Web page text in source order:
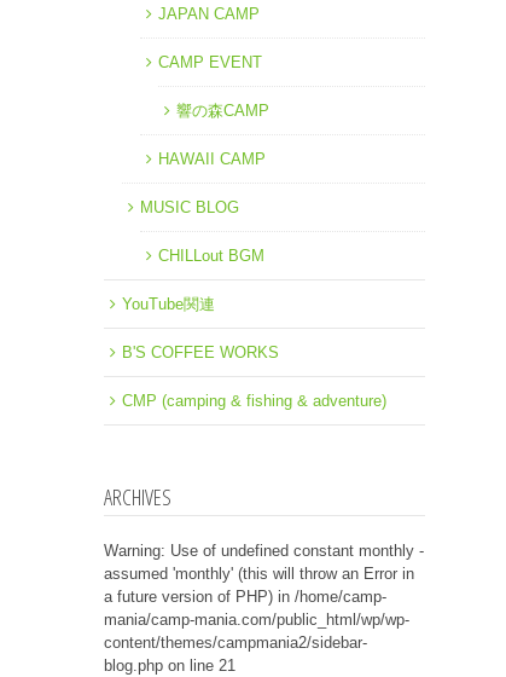
JAPAN CAMP
CAMP EVENT
響の森CAMP
HAWAII CAMP
MUSIC BLOG
CHILLout BGM
YouTube関連
B'S COFFEE WORKS
CMP (camping & fishing & adventure)
ARCHIVES
Warning: Use of undefined constant monthly -
assumed 'monthly' (this will throw an Error in
a future version of PHP) in /home/camp-
mania/camp-mania.com/public_html/wp/wp-
content/themes/campmania2/sidebar-
blog.phpon line 21